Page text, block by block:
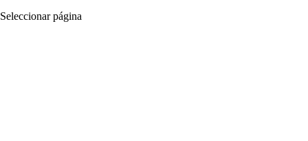
Seleccionar página